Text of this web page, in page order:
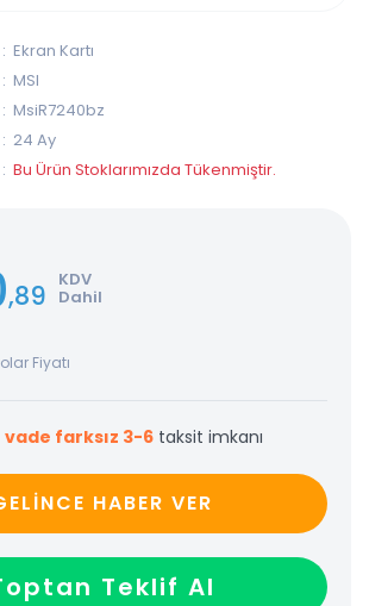
Ekran Kartı
MSI
MsiR7240bz
24 Ay
Bu Ürün Stoklarımızda Tükenmiştir.
,89 KDV
Dahil
Fiyatı
vade farksız 3-6 taksit imkanı
HABER VER
Teklif Al